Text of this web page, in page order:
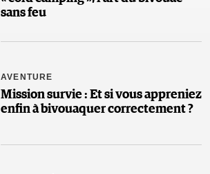
sans feu
AVENTURE
Mission survie : Et si vous appreniez
enfin à bivouaquer correctement ?